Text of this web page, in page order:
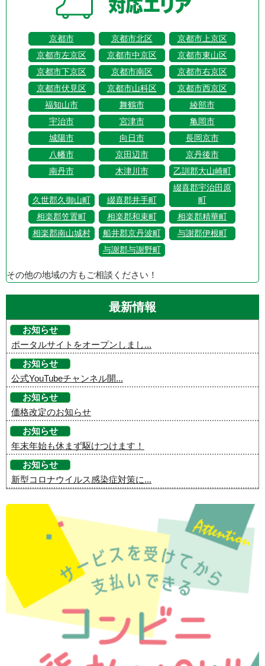
京都市 京都市北区
京都市上京区
京都市左京区
京都市中京区
京都市東山区
京都市下京区
京都市南区
京都市右京区
京都市伏見区
京都市山科区
京都市西京区
福知山市
舞鶴市
綾部市
宇治市
宮津市
亀岡市
城陽市
向日市
長岡京市
八幡市
京田辺市
京丹後市
南丹市
木津川市 乙訓郡大山崎町
久世郡久御山町 綴喜郡井手町
綴喜郡宇治田原
町
相楽郡笠置町
相楽郡和束町
相楽郡精華町
相楽郡南山城村
船井郡京丹波町
与謝郡伊根町
与謝郡与謝野町
その他の地域の方もご相談ください！
最新情報
お知らせ
ポータルサイトをオープンしまし...
お知らせ
公式YouTubeチャンネル開...
お知らせ
価格改定のお知らせ
お知らせ
年末年始も休まず駆けつけます！
お知らせ
新型コロナウイルス感染症対策に...